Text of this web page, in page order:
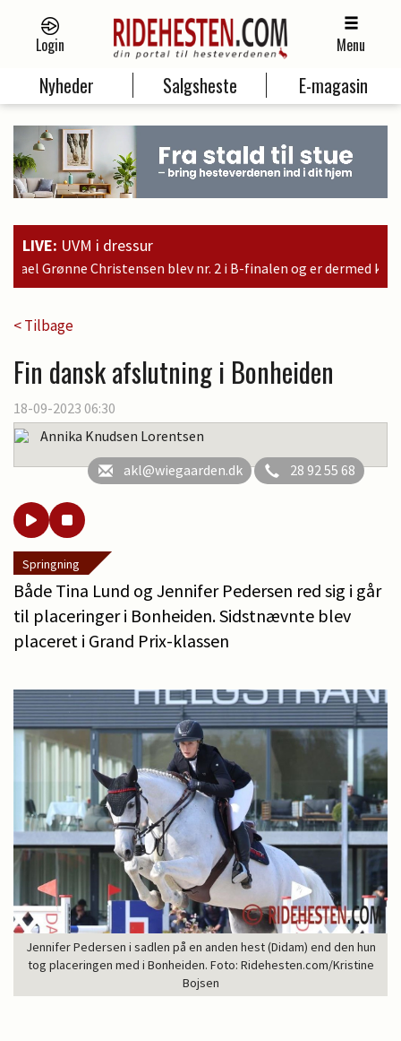
Login Menu
Nyheder Salgsheste E-magasin
LIVE: UVM i dressur
nr. 2 i B-finalen og er dermed kvalificeret til søndagens finale
< Tilbage
Fin dansk afslutning i Bonheiden
18-09-2023 06:30
Annika Knudsen Lorentsen
akl@wiegaarden.dk
28 92 55 68
Springning
Både Tina Lund og Jennifer Pedersen red sig i går
til placeringer i Bonheiden. Sidstnævnte blev
placeret i Grand Prix-klassen
Jennifer Pedersen i sadlen på en anden hest (Didam) end den hun
tog placeringen med i Bonheiden. Foto: Ridehesten.com/Kristine
Bojsen